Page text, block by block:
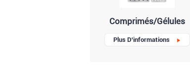
Comprimés/Gélules
Plus D'informations